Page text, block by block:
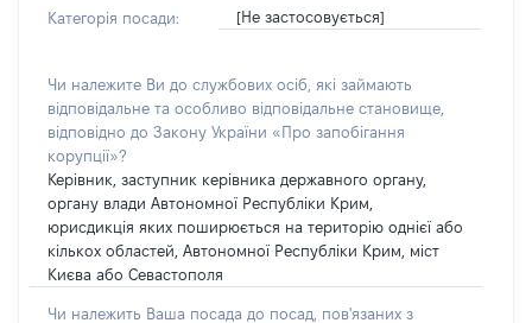
Категорія посади: [Не застосовується]
Чи належите Ви до службових осіб, які займають
відповідальне та особливо відповідальне становище,
відповідно до Закону України «Про запобігання
корупції»?
Керівник, заступник керівника державного органу,
органу влади Автономної Республіки Крим,
юрисдикція яких поширюється на територію однієї або
кількох областей, Автономної Республіки Крим, міст
Києва або Севастополя
Чи належить Ваша посада до посад, пов'язаних з